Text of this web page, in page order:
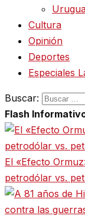
Cultura
Opinión
Deportes
Especiales
Buscar:
Flash
El «Efecto
petrodólar vs.